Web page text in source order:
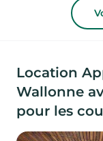
Location
Wallonne
pour les